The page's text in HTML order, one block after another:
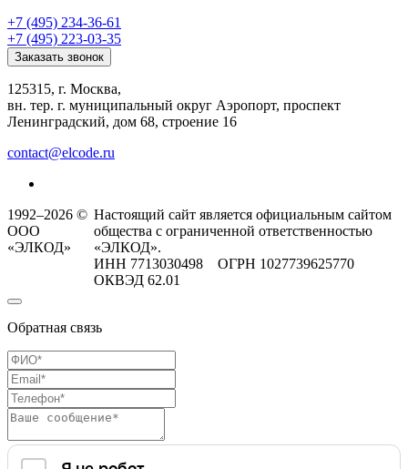
+7 (495) 234-36-61
+7 (495) 223-03-35
Заказать звонок
125315, г. Москва,
вн. тер. г. муниципальный округ Аэропорт, проспект
Ленинградский, дом 68, строение 16
contact@elcode.ru
1992–2026 ©
ООО
«ЭЛКОД»
Настоящий сайт является официальным сайтом
общества с ограниченной ответственностью
«ЭЛКОД».
ИНН 7713030498 ОГРН 1027739625770
ОКВЭД 62.01
Обратная связь